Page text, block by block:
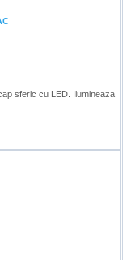
sferic cu LED. Ilumineaza